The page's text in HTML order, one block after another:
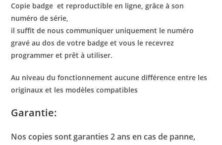
Copie badge et reproductible en ligne, grâce à son
numéro de série,
il suffit de nous communiquer uniquement le numéro
gravé au dos de votre badge et vous le recevrez
programmer et prêt à utiliser.
Au niveau du fonctionnement aucune différence entre les
originaux et les modèles compatibles
Garantie:
Nos copies sont garanties 2 ans en cas de panne,